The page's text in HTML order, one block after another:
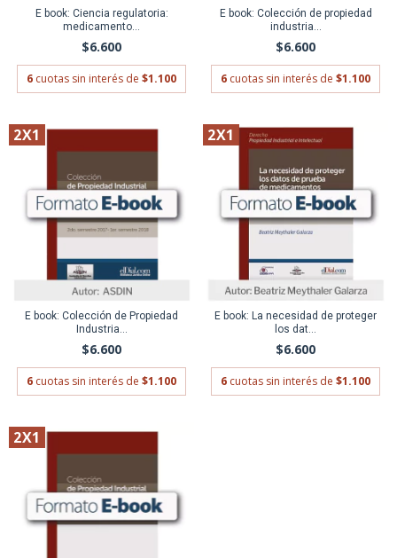
E book: Ciencia regulatoria:
medicamento...
$6.600
6 cuotas sin interés de $1.100
E book: Colección de propiedad
industria...
$6.600
6 cuotas sin interés de $1.100
2X1
E book: Colección de Propiedad
Industria...
$6.600
6 cuotas sin interés de $1.100
2X1
E book: La necesidad de proteger
los dat...
$6.600
6 cuotas sin interés de $1.100
2X1